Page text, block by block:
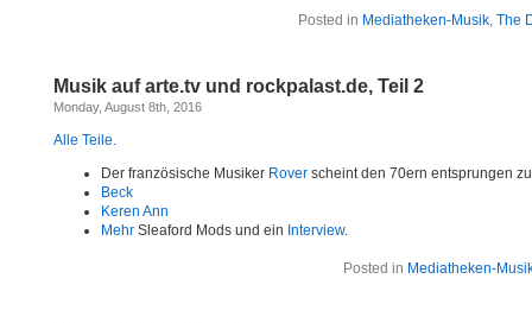
Posted in Mediatheken-Musik, The
Musik auf arte.tv und rockpalast.de, Teil 2
Monday, August 8th, 2016
Alle Teile.
Der französische Musiker Rover scheint den 70ern entsprungen
Beck
Keren Ann
Mehr Sleaford Mods und ein Interview.
Posted in Mediatheken-